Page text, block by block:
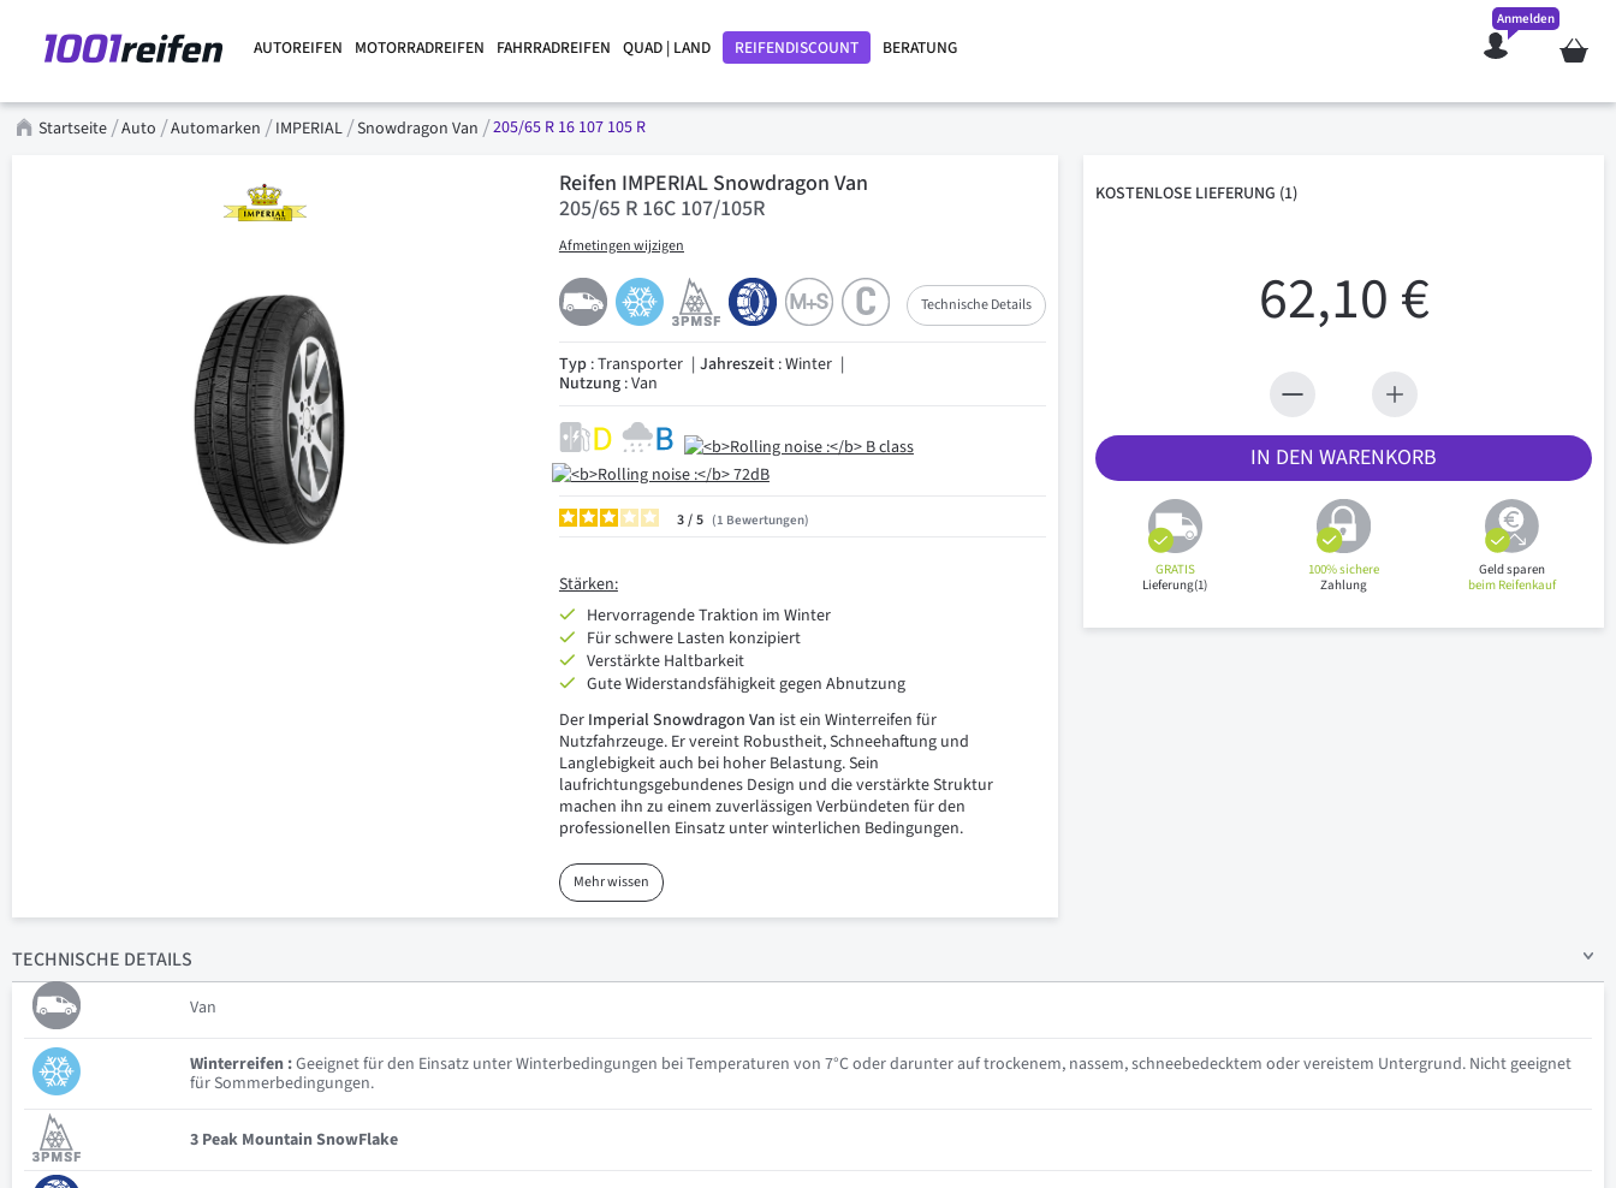
AUTOREIFEN MOTORRADREIFEN FAHRRADREIFEN QUAD | LAND REIFENDISCOUNT BERATUNG Mein
Anmelden
Startseite Auto Automarken IMPERIAL Snowdragon Van 205/65 R 16 107 105 R
Reifen IMPERIAL Snowdragon Van
205/65 R 16C 107/105R
Afmetingen wijzigen
Technische Details
Typ: Transporter Jahreszeit: Winter
Nutzung: Van
3/ 1 Bewertungen
Stärken:
Hervorragende Traktion im Winter
Für schwere Lasten konzipiert
Verstärkte Haltbarkeit
Gute Widerstandsfähigkeit gegen Abnutzung
DerImperial Snowdragon Van ist ein Winterreifen für
Nutzfahrzeuge. Er vereint Robustheit, Schneehaftung und
Langlebigkeit auch bei hoher Belastung. Sein
laufrichtungsgebundenes Design und die verstärkte Struktur
machen ihn zu einem zuverlässigen Verbündeten für den
professionellen Einsatz unter winterlichen Bedingungen.
Mehr wissen
KOSTENLOSE LIEFERUNG (1)
62,10 €
IN DEN WARENKORB
GRATIS
Lieferung(1)
100% sichere
Zahlung
Geld sparen
beim Reifenkauf
TECHNISCHE DETAILS
Van
Winterreifen :Geeignet für den Einsatz unter Winterbedingungen bei Temperaturen von 7°C oder darunter auf trockenem, nassem, schneebedecktem oder vereistem Untergrund. Nicht geeignet
für Sommerbedingungen.
3 Peak Mountain SnowFlake